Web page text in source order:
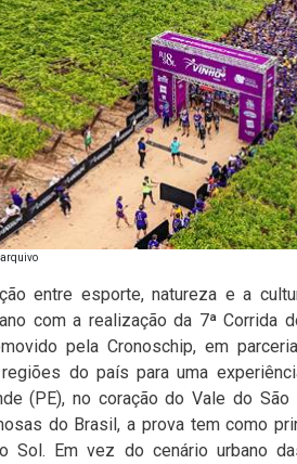
entre esporte, natureza e a
com a realização da 7ª
pela Cronoschip, em
do país para uma
(PE), no coração do Vale do
do Brasil, a prova tem como
Sol. Em vez do cenário urbano